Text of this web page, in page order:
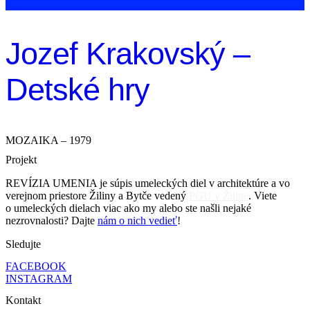
Jozef Krakovský –
Detské hry
MOZAIKA – 1979
Projekt
REVÍZIA UMENIA je súpis umeleckých diel v architektúre a vo
verejnom priestore Žiliny a Bytče vedený
. Viete
o umeleckých dielach viac ako my alebo ste našli nejaké
nezrovnalosti? Dajte nám o nich vedieť!
Sledujte
FACEBOOK
INSTAGRAM
Kontakt